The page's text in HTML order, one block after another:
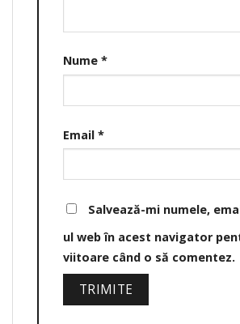
Nume *
Email *
Salvează-mi numele,
ul web în acest navigator
viitoare când o să comentez.